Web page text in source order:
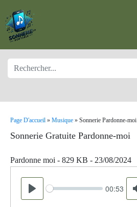
Page D'accueil » Musique » Sonnerie Pardonne-moi
Sonnerie Gratuite Pardonne-moi
Pardonne moi - 829 KB - 23/08/2024
Play
Seek 00:53